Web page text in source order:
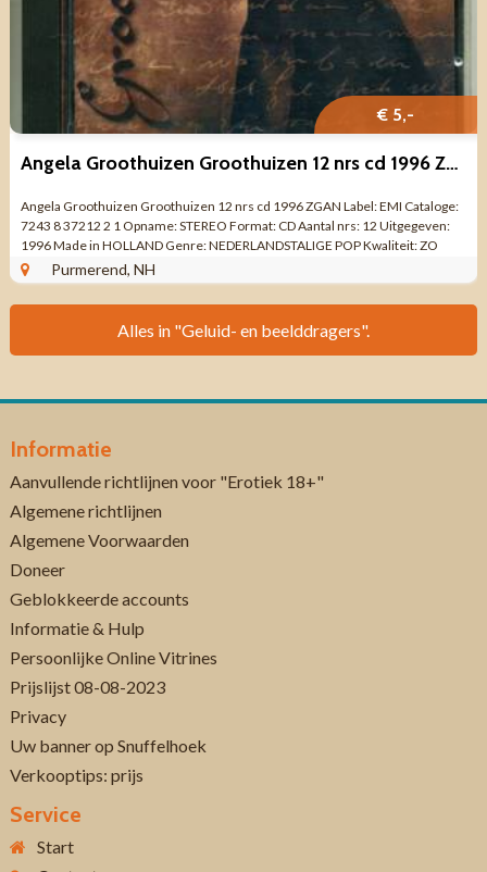
€ 5,-
Angela Groothuizen Groothuizen 12 nrs cd 1996 ZGAN
Angela Groothuizen Groothuizen 12 nrs cd 1996 ZGAN Label: EMI Cataloge:
7243 8 37212 2 1 Opname: STEREO Format: CD Aantal nrs: 12 Uitgegeven:
1996 Made in HOLLAND Genre: NEDERLANDSTALIGE POP Kwaliteit: ZO
GOED ALS NIEUW 12 ...
Purmerend, NH
Alles in "Geluid- en beelddragers".
Informatie
Aanvullende richtlijnen voor "Erotiek 18+"
Algemene richtlijnen
Algemene Voorwaarden
Doneer
Geblokkeerde accounts
Informatie & Hulp
Persoonlijke Online Vitrines
Prijslijst 08-08-2023
Privacy
Uw banner op Snuffelhoek
Verkooptips: prijs
Service
Start